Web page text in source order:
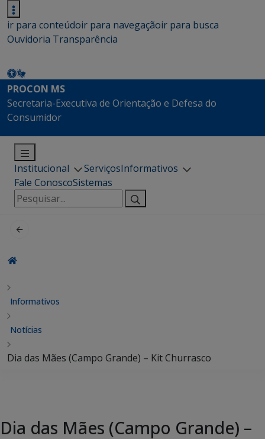
ir para conteúdoir para navegaçãoir para busca
Ouvidoria Transparência
PROCON MS
Secretaria-Executiva de Orientação e Defesa do
Consumidor
Institucional ServiçosInformativos
Fale ConoscoSistemas
Pesquisar
por:
Informativos
Notícias
Dia das Mães (Campo Grande) – Kit Churrasco
Dia das Mães (Campo Grande) –